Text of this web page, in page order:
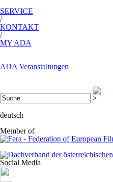
SERVICE
/
KONTAKT
/
MY ADA
ADA Veranstaltungen
deutsch
Member of
Social Media